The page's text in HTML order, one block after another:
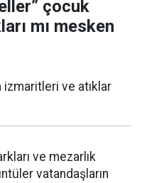
çocuk
mı mesken
izmaritleri ve atıklar
ve mezarlık
vatandaşların